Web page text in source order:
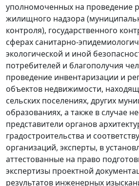
уполномоченных на проведение
жилищного надзора
контроля), государственного
сферах санитарно-
экологической и иной
потребителей и благополучия
проведение инвентаризации и
объектов недвижимости,
сельских поселениях, других
образованиях, а также в случае
представители органов
градостроительства и
организаций, эксперты, в
аттестованные на право
экспертизы проектной
результатов инженерных